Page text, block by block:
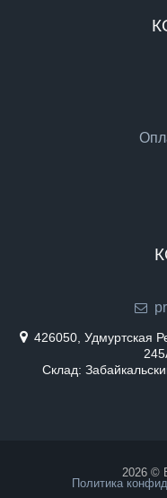
426050, Удмуртская
Склад:
2026 ©
Политика